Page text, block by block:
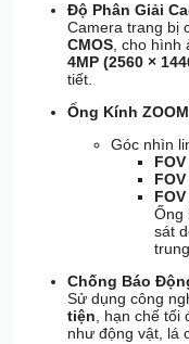
Độ Phân Giải
Camera trang bị
CMOS, cho hình
4MP (2560 ×
tiết.
Ống Kính
Góc nhìn
Ống
sát
Chống Báo
Sử dụng công
tiện, hạn chế tối
như động vật, lá